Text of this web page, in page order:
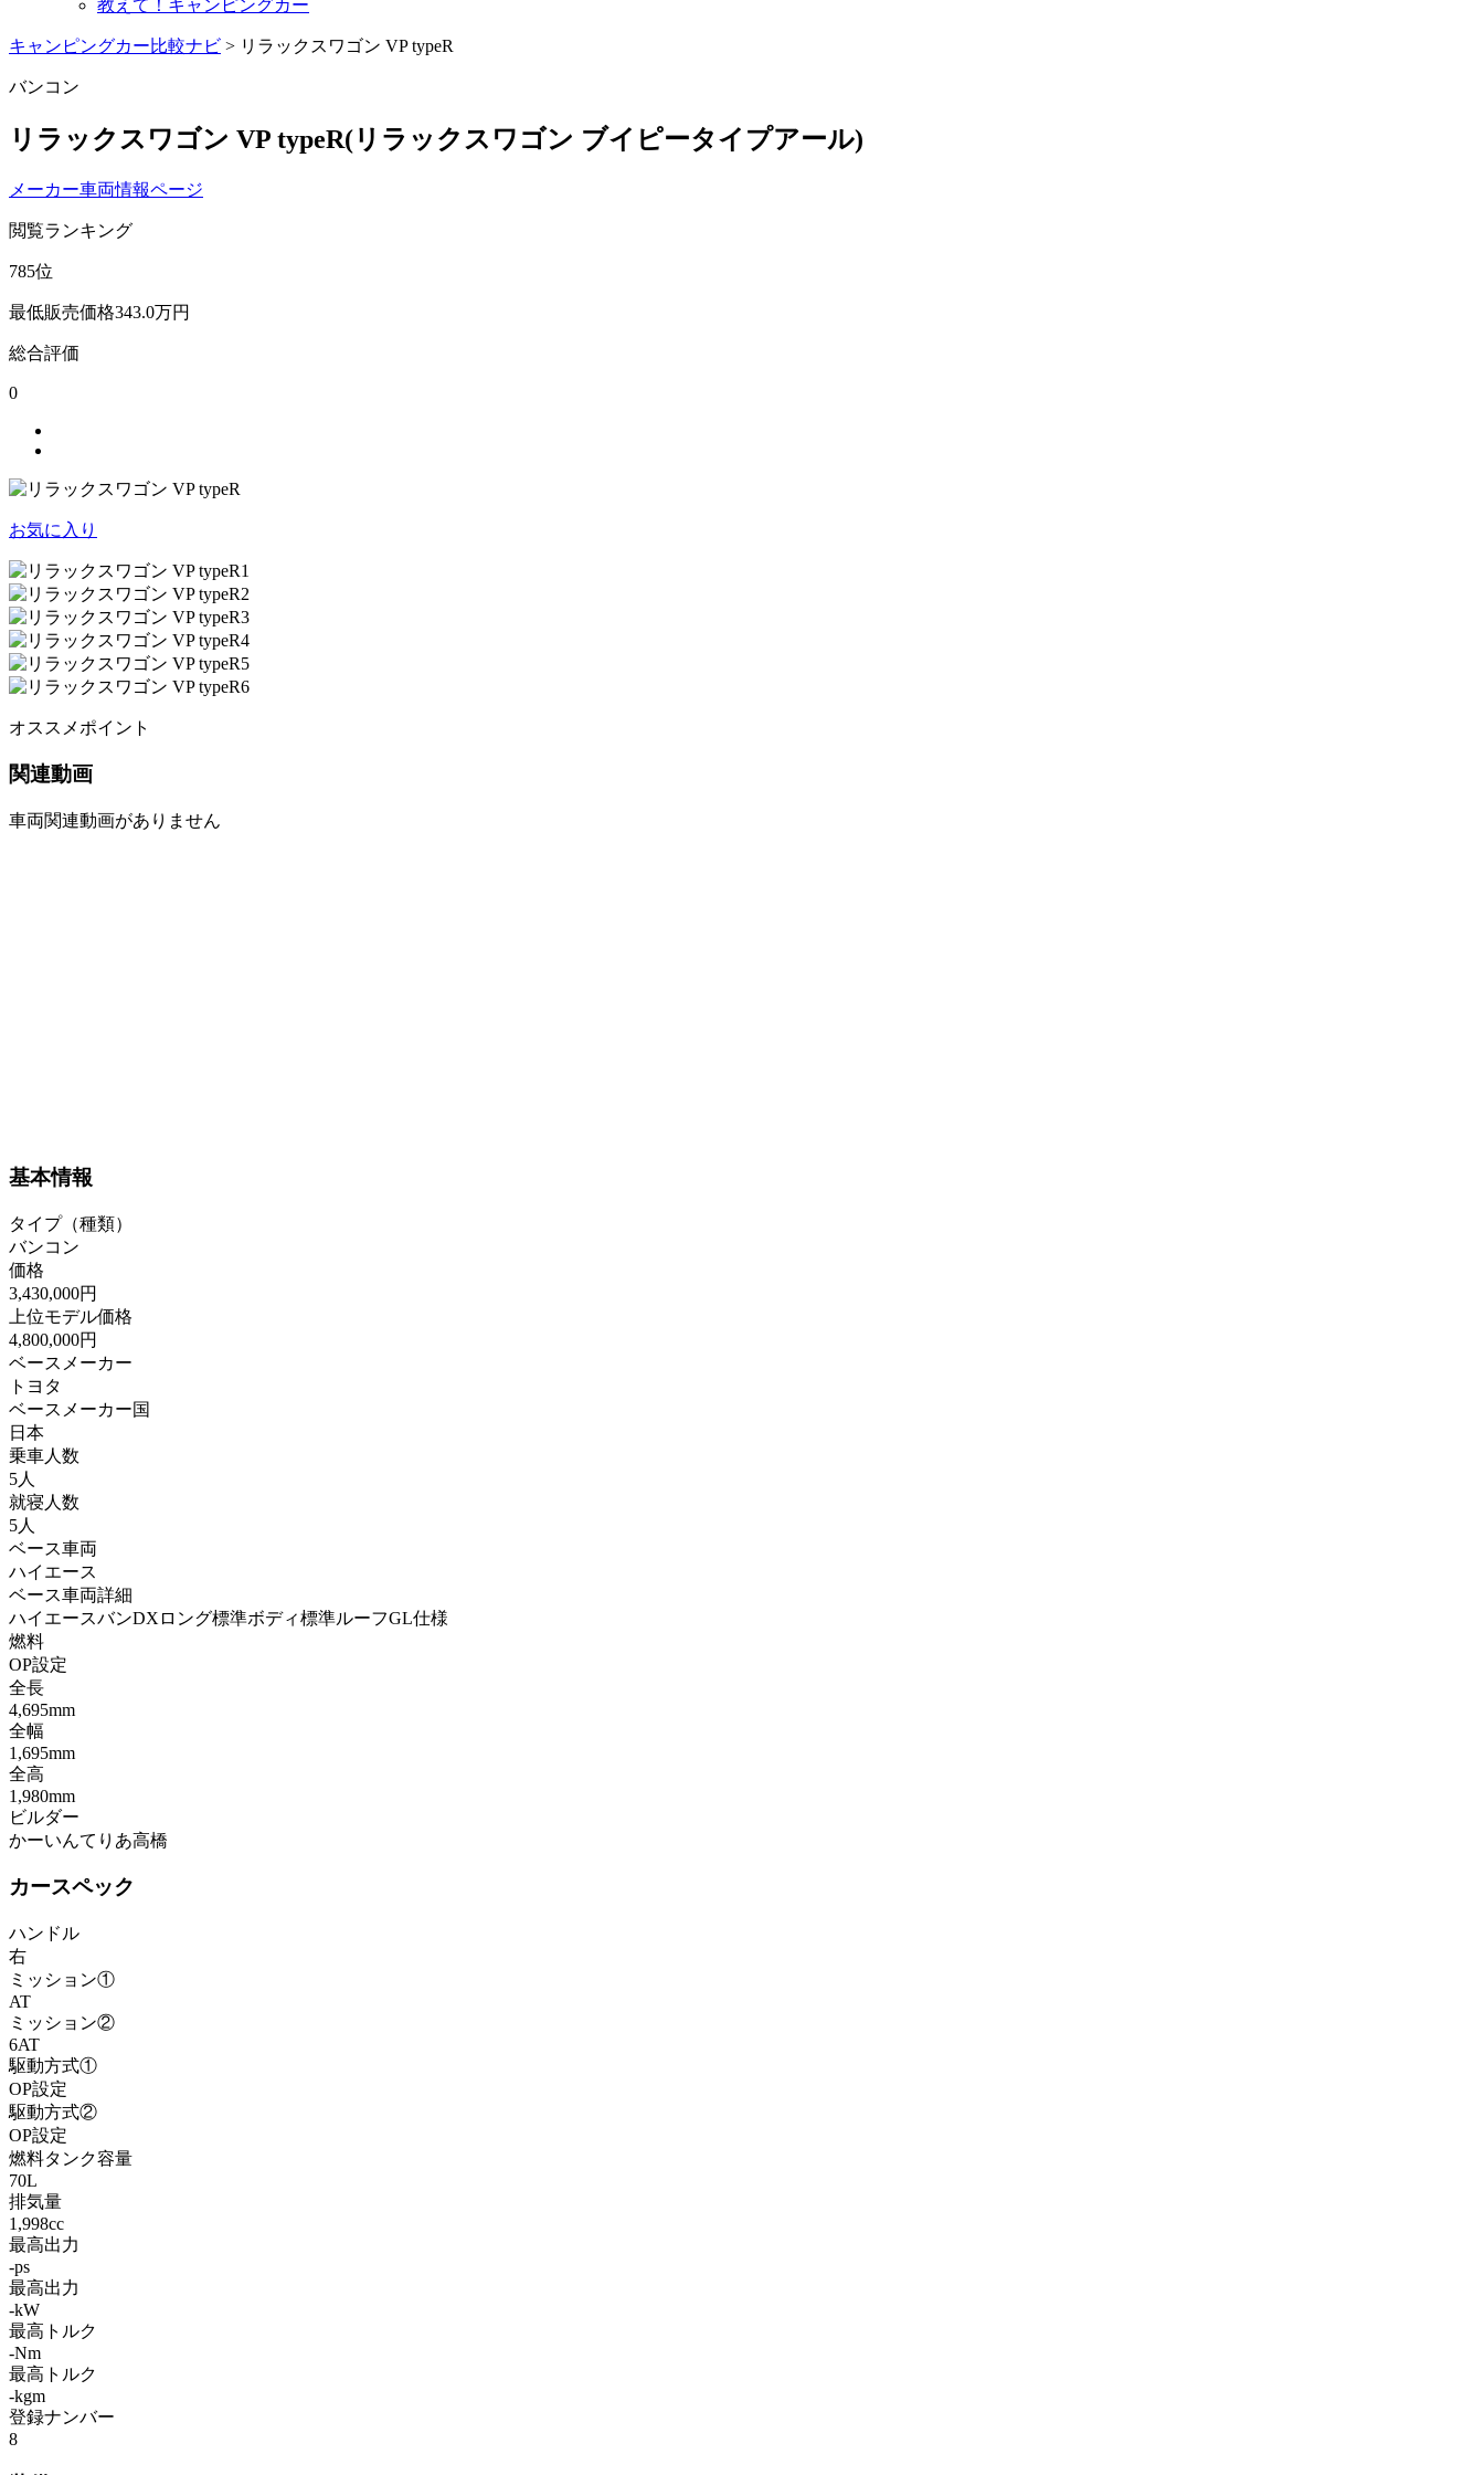
教えて！キャンピングカー
キャンピングカー比較ナビ > リラックスワゴン VP typeR
バンコン
リラックスワゴン VP typeR(リラックスワゴン ブイピータイプアール)
メーカー車両情報ページ
閲覧ランキング
785位
最低販売価格343.0万円
総合評価
0
お気に入り
オススメポイント
関連動画
車両関連動画がありません
基本情報
タイプ（種類）
バンコン
価格
3,430,000円
上位モデル価格
4,800,000円
ベースメーカー
トヨタ
ベースメーカー国
日本
乗車人数
5人
就寝人数
5人
ベース車両
ハイエース
ベース車両詳細
ハイエースバンDXロング標準ボディ標準ルーフGL仕様
燃料
OP設定
全長
4,695mm
全幅
1,695mm
全高
1,980mm
ビルダー
かーいんてりあ高橋
カースペック
ハンドル
右
ミッション①
AT
ミッション②
6AT
駆動方式①
OP設定
駆動方式②
OP設定
燃料タンク容量
70L
排気量
1,998cc
最高出力
-ps
最高出力
-kW
最高トルク
-Nm
最高トルク
-kgm
登録ナンバー
8